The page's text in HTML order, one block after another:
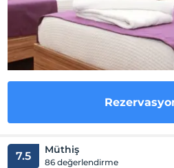
7.5 Müthiş
86 değerlendirme